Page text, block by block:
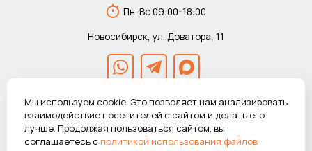
Пн-Вс 09:00-18:00
Новосибирск, ул. Доватора, 11
© 2026 Автомагазин 4литра.рф Все права защищены.
Мы используем cookie. Это позволяет нам анализировать
взаимодействие посетителей с сайтом и делать его
лучше. Продолжая пользоваться сайтом, вы
соглашаетесь с политикой использования файлов